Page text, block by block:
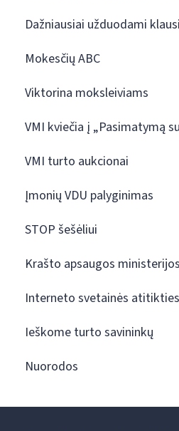
Dažniausiai užduodami
Mokesčių ABC
Viktorina moksleiviams
VMI kviečia į „Pasimatymą
VMI turto aukcionai
Įmonių VDU palyginimas
STOP šešėliui
Krašto apsaugos
Interneto svetainės
Ieškome turto savininkų
Nuorodos